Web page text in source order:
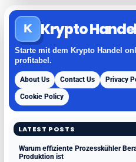
K Krypto
Starte mit dem Krypto Handel
profitabel.
About Us Contact Us Privacy
Cookie Policy
LATEST POSTS
Warum effiziente Prozesskühler
Produktion ist